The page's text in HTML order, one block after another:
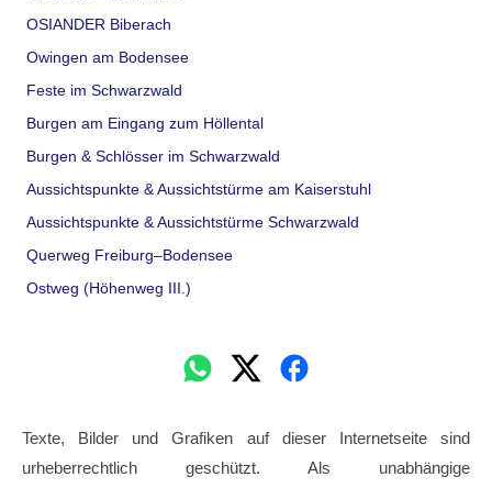
OSIANDER Biberach
Owingen am Bodensee
Feste im Schwarzwald
Burgen am Eingang zum Höllental
Burgen & Schlösser im Schwarzwald
Aussichtspunkte & Aussichtstürme am Kaiserstuhl
Aussichtspunkte & Aussichtstürme Schwarzwald
Querweg Freiburg–Bodensee
Ostweg (Höhenweg III.)
Texte, Bilder und Grafiken auf dieser Internetseite sind
urheberrechtlich geschützt. Als unabhängige